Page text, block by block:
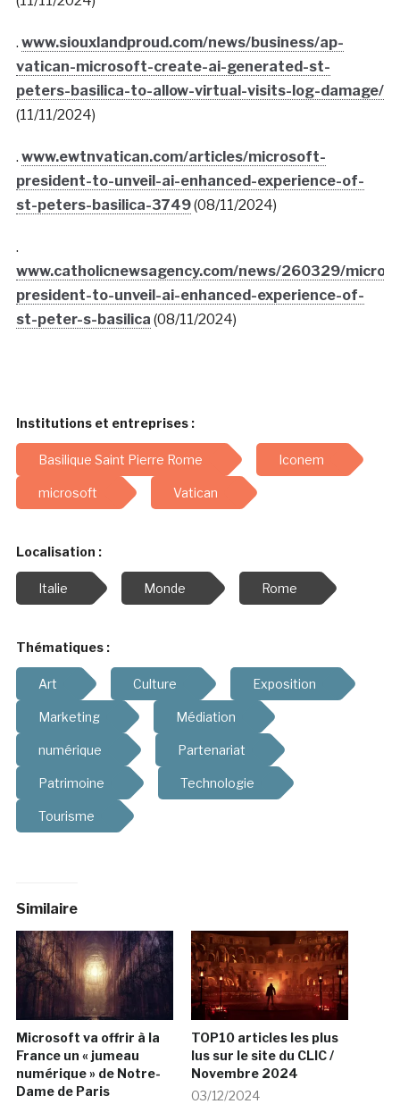
. www.siouxlandproud.com/news/business/ap-
vatican-microsoft-create-ai-generated-st-
peters-basilica-to-allow-virtual-visits-log-damage/
(11/11/2024)
. www.ewtnvatican.com/articles/microsoft-
president-to-unveil-ai-enhanced-experience-of-
st-peters-basilica-3749(08/11/2024)
.
www.catholicnewsagency.com/news/260329/
president-to-unveil-ai-enhanced-experience-of-
st-peter-s-basilica (08/11/2024)
Institutions et entreprises :
Basilique Saint Pierre Rome Iconem
microsoft Vatican
Localisation :
Italie Monde Rome
Thématiques :
Art Culture Exposition
Marketing Médiation
numérique Partenariat
Patrimoine Technologie
Tourisme
Similaire
Microsoft va offrir à la
France un « jumeau
numérique » de Notre-
Dame de Paris
TOP10 articles les plus
lus sur le site du CLIC /
Novembre 2024
03/12/2024